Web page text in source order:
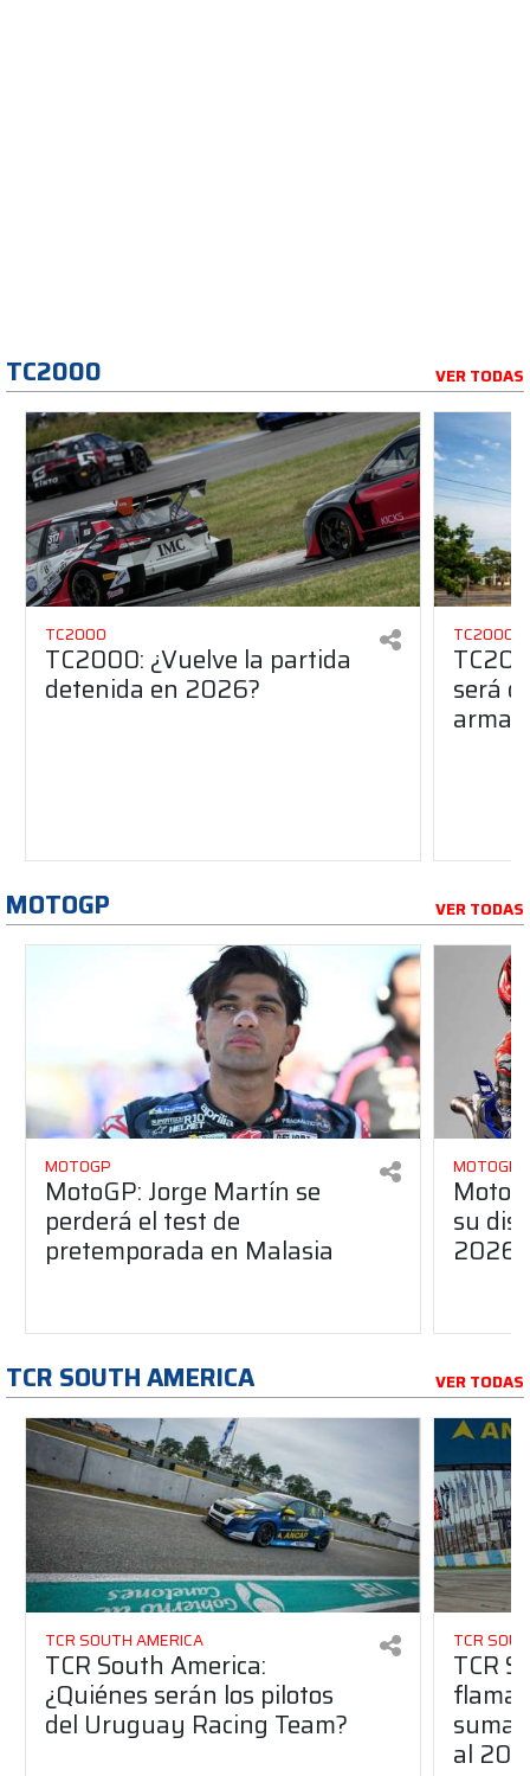
TC2000 VER TODAS
TC2000
TC2000: ¿Vuelve la partida
detenida en 2026?
TC2000
será
MOTOGP VER TODAS
MOTOGP
MotoGP: Jorge Martín se
perderá el test de
pretemporada en Malasia
MOTOGP
su
2026
TCR SOUTH AMERICA VER TODAS
TCR SOUTH AMERICA
TCR South America:
¿Quiénes serán los pilotos
del Uruguay Racing Team?
TCR
TCR
suma
al